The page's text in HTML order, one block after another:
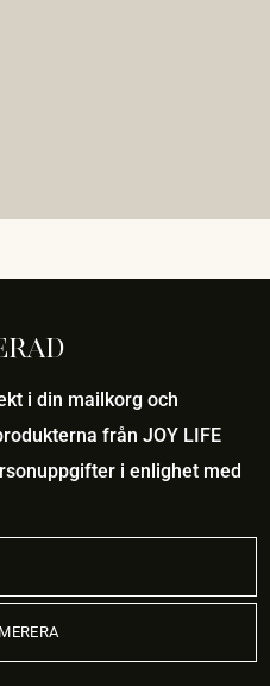
i din mailkorg och
från JOY LIFE
i enlighet med